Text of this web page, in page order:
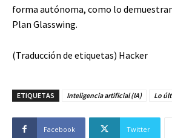
forma autónoma, como lo
Plan Glasswing.
(Traducción de etiquetas) Hacker
ETIQUETAS Inteligencia artificial (IA) Lo
Facebook Twitter